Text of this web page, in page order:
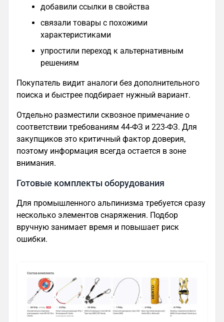
добавили ссылки в свойства
связали товары с похожими
характеристиками
упростили переход к альтернативным
решениям
Покупатель видит аналоги без дополнительного
поиска и быстрее подбирает нужный вариант.
Отдельно разместили сквозное примечание о
соответствии требованиям 44-ФЗ и 223-ФЗ. Для
закупщиков это критичный фактор доверия,
поэтому информация всегда остается в зоне
внимания.
Готовые комплекты оборудования
Для промышленного альпинизма требуется сразу
несколько элементов снаряжения. Подбор
вручную занимает время и повышает риск
ошибки.